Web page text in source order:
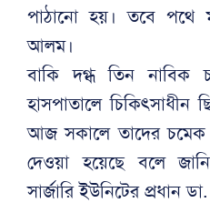
পাঠানো হয়। তবে পথে
আলম।
বাকি দগ্ধ তিন নাবিক
হাসপাতালে চিকিৎসাধীন
আজ সকালে তাদের চমেক
দেওয়া হয়েছে বলে
সার্জারি ইউনিটের প্রধান